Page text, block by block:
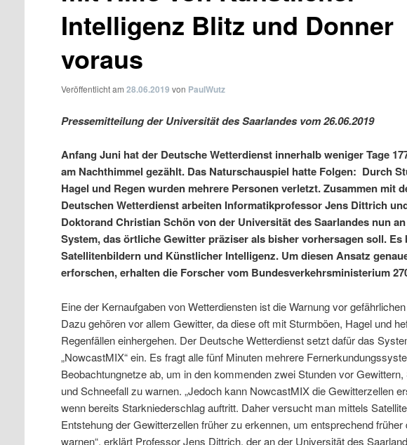
Intelligenz Blitz und Donner
voraus
Veröffentlicht am28.06.2019 von PaulWutz
Pressemitteilung der Universität des Saarlandes vom 26.06.2019
Anfang Juni hat der Deutsche Wetterdienst innerhalb weniger Tage
am Nachthimmel gezählt. Das Naturschauspiel hatte Folgen: Durch
Hagel und Regen wurden mehrere Personen verletzt. Zusammen mit
Deutschen Wetterdienst arbeiten Informatikprofessor Jens Dittrich
Doktorand Christian Schön von der Universität des Saarlandes nun
System, das örtliche Gewitter präziser als bisher vorhersagen soll. Es
Satellitenbildern und Künstlicher Intelligenz. Um diesen Ansatz
erforschen, erhalten die Forscher vom Bundesverkehrsministerium
Eine der Kernaufgaben von Wetterdiensten ist die Warnung vor
Dazu gehören vor allem Gewitter, da diese oft mit Sturmböen, Hagel und
Regenfällen einhergehen. Der Deutsche Wetterdienst setzt dafür das
„NowcastMIX“ ein. Es fragt alle fünf Minuten mehrere
Beobachtungnetze ab, um in den kommenden zwei Stunden vor
und Schneefall zu warnen. „Jedoch kann NowcastMIX die Gewitterzellen
wenn bereits Starkniederschlag auftritt. Daher versucht man mittels
Entstehung der Gewitterzellen früher zu erkennen, um entsprechend früher
warnen“, erklärt Professor Jens Dittrich, der an der Universität des